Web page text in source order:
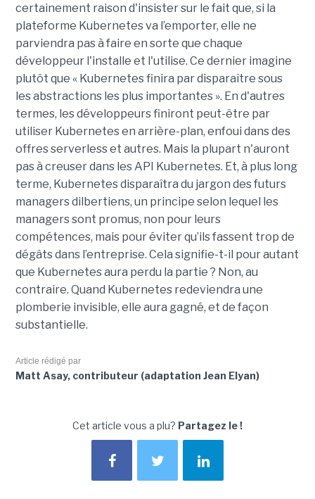
certainement raison d'insister sur le fait que, si la
plateforme Kubernetes va l’emporter, elle ne
parviendra pas à faire en sorte que chaque
développeur l'installe et l'utilise. Ce dernier imagine
plutôt que « Kubernetes finira par disparaître sous
les abstractions les plus importantes ». En d'autres
termes, les développeurs finiront peut-être par
utiliser Kubernetes en arrière-plan, enfoui dans des
offres serverless et autres. Mais la plupart n'auront
pas à creuser dans les API Kubernetes. Et, à plus long
terme, Kubernetes disparaîtra du jargon des futurs
managers dilbertiens, un principe selon lequel les
managers sont promus, non pour leurs
compétences, mais pour éviter qu’ils fassent trop de
dégâts dans l’entreprise. Cela signifie-t-il pour autant
que Kubernetes aura perdu la partie ? Non, au
contraire. Quand Kubernetes redeviendra une
plomberie invisible, elle aura gagné, et de façon
substantielle.
Article rédigé par
Matt Asay, contributeur (adaptation Jean Elyan)
Cet article vous a plu? Partagez le !